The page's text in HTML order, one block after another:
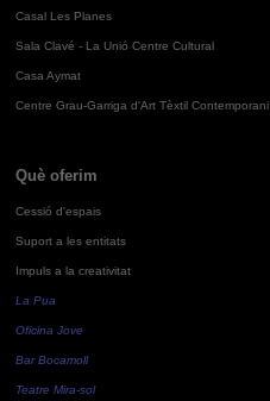
Casal Les Planes
Sala Clavé - La Unió Centre Cultural
Casa Aymat
Centre Grau-Garriga d'Art Tèxtil Contemporani
Què oferim
Cessió d'espais
Suport a les entitats
Impuls a la creativitat
La Pua
Oficina Jove
Bar Bocamoll
Teatre Mira-sol